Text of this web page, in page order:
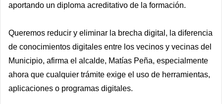
aportando un diploma acreditativo de la formación.
Queremos reducir y eliminar la brecha digital, la diferencia
de conocimientos digitales entre los vecinos y vecinas del
Municipio, afirma el alcalde, Matías Peña, especialmente
ahora que cualquier trámite exige el uso de herramientas,
aplicaciones o programas digitales.